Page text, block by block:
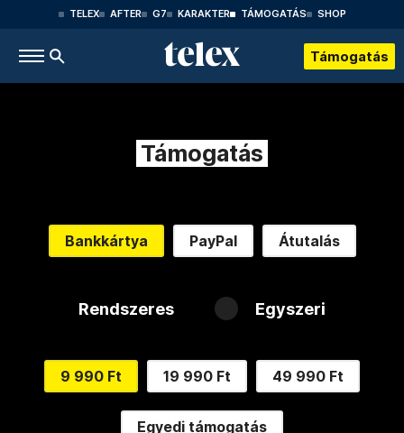
TELEX AFTER G7 KARAKTER TÁMOGATÁS SHOP
Támogatás
Támogatás
Bankkártya PayPal Átutalás
Rendszeres Egyszeri
9 990 Ft 19 990 Ft 49 990 Ft
Egyedi támogatás